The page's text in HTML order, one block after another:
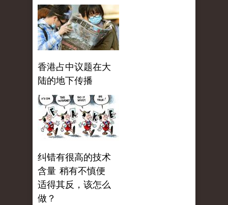
香港占中议题在大
陆的地下传播
纠错有很高的技术
含量 稍有不慎便
适得其反，该怎么
做？